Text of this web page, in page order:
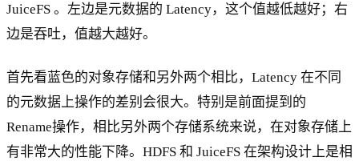
JuiceFS 。左边是元数据的 Latency，这个值越低越好；右
边是吞吐，值越大越好。
首先看蓝色的对象存储和另外两个相比，Latency 在不同
的元数据上操作的差别会很大。特别是前面提到的
Rename操作，相比另外两个存储系统来说，在对象存储上
有非常大的性能下降。HDFS 和 JuiceFS 在架构设计上是相